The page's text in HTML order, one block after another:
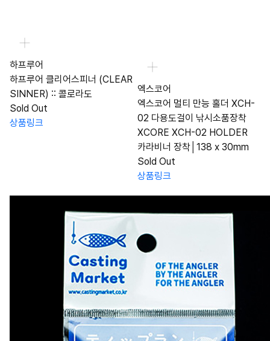
하프루어
하프루어 클리어스피너 (CLEAR
SINNER) :: 콜로라도
Sold Out
상품링크
엑스코어
엑스코어 멀티 만능 홀더 XCH-
02 다용도걸이 낚시소품장착
XCORE XCH-02 HOLDER
카라비너 장착│138 x 30mm
Sold Out
상품링크